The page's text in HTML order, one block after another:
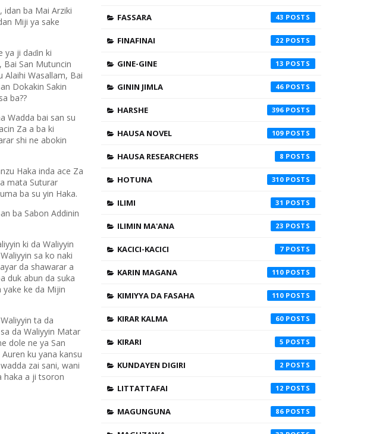
idan ba Mai Arziki
Miji ya sake
ya ji daɗin ki
Bai San Mutuncin
Alaihi Wasallam, Bai
Dokakin Sakin
ba??
Wadda bai san su
Za a ba ki
shi ne abokin
Haka inda ace Za
mata Suturar
ba su yin Haka.
ba Sabon Addinin
ki da Waliyyin
sa ko naki
da shawarar a
duk abun da suka
ke da Mijin
ta da
da Waliyyin Matar
dole ne ya San
ku yana kansu
zai sani, wani
haka a ji tsoron
FASSARA 43
FINAFINAI 22
GINE-GINE 13
GININ JIMLA 46
HARSHE 396
HAUSA NOVEL 109
HAUSA RESEARCHERS 8
HOTUNA 310
ILIMI 31
ILIMIN MA'ANA 23
KACICI-KACICI 7
KARIN MAGANA 110
KIMIYYA DA FASAHA 110
KIRAR KALMA 60
KIRARI 5
KUNDAYEN DIGIRI 2
LITTATTAFAI 12
MAGUNGUNA 86